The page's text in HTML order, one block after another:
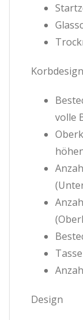
volle
Design